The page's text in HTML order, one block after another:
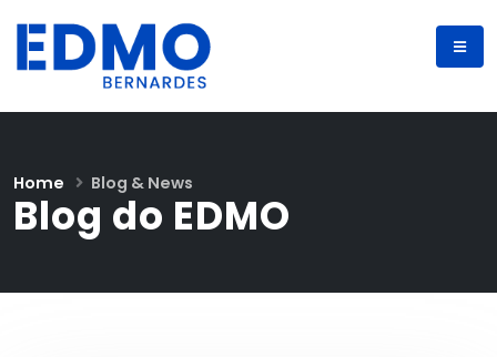
Blog do EDMO
Home Blog & News